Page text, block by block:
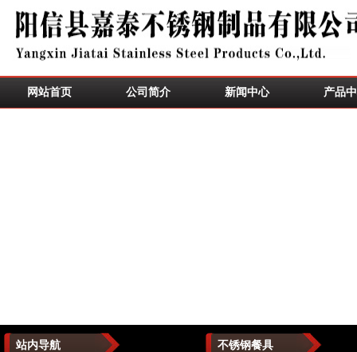
网站首页 公司简介 新闻中心 产品
不锈钢餐具
站内导航